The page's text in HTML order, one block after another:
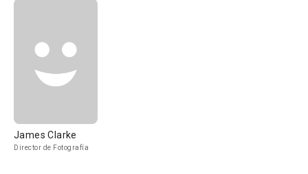
James Clarke
Director de Fotografía